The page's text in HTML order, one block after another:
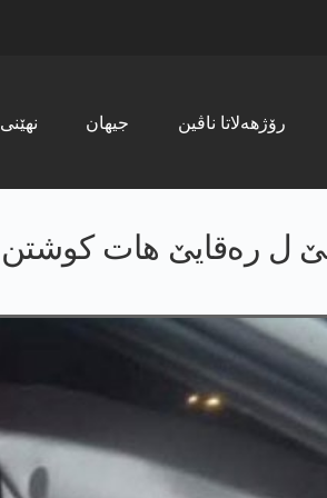
نھێنی جیھان رۆژھەلاتا ناڤین
ل رەقایێ ھات کوشتن